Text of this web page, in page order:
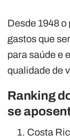
Desde 1948
gastos que
para saúde e
qualidade de
Ranking
se
Costa